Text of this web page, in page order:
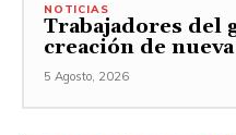
NOTICIAS
Trabajadores del
creación de
5 Agosto, 2026